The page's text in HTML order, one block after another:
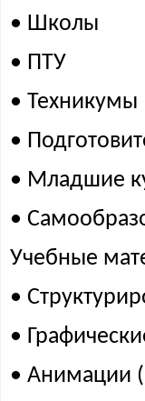
• Школы
• ПТУ
• Техникумы
•
• Младшие
•
Учебные
•
•
• Анимации